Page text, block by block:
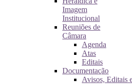
Imagem
Institucional
Reuniões de
Câmara
Agenda
Atas
Editais
Documentação
Avisos, Editais